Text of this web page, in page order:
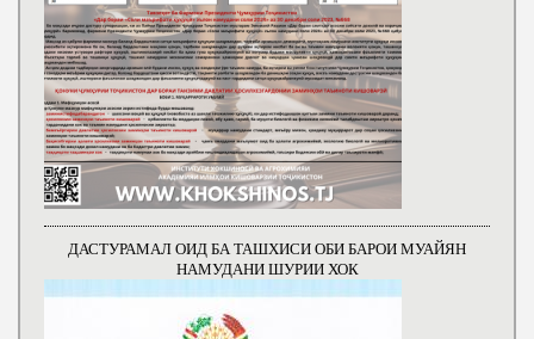
ДАСТУРАМАЛ ОИД БА ТАШХИСИ ОБИ БАРОИ МУАЙЯН
НАМУДАНИ ШУРИИ ХОК